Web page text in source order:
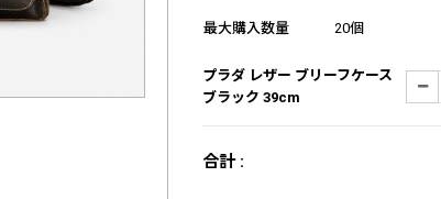
最大購入数量 20個
プラダ レザー ブリーフケース
ブラック 39cm
合計 :